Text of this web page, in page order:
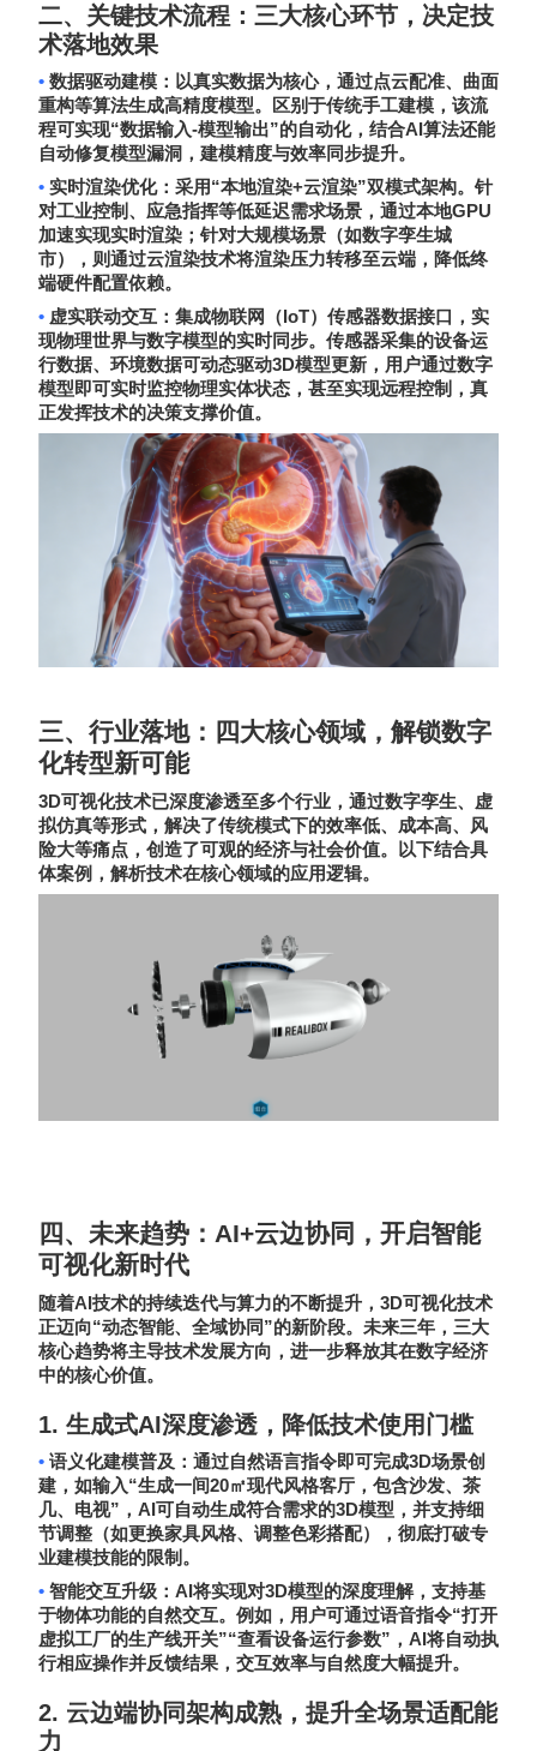
二、关键技术流程：三大核心环节，决定技
术落地效果
• 数据驱动建模 ：以真实数据为核心，通过点云配准、曲面
重构等算法生成高精度模型。区别于传统手工建模，该流
程可实现“数据输入-模型输出”的自动化，结合AI算法还能
自动修复模型漏洞，建模精度与效率同步提升。
• 实时渲染优化：采用“本地渲染+云渲染”双模式架构。针
对工业控制、应急指挥等低延迟需求场景，通过本地GPU
加速实现实时渲染；针对大规模场景（如数字孪生城
市），则通过云渲染技术将渲染压力转移至云端，降低终
端硬件配置依赖。
• 虚实联动交互 ：集成物联网（IoT）传感器数据接口，实
现物理世界与数字模型的实时同步。传感器采集的设备运
行数据、环境数据可动态驱动3D模型更新，用户通过数字
模型即可实时监控物理实体状态，甚至实现远程控制，真
正发挥技术的决策支撑价值。
三、行业落地：四大核心领域，解锁数字
化转型新可能
3D可视化技术已深度渗透至多个行业，通过数字孪生、虚
拟仿真等形式，解决了传统模式下的效率低、成本高、风
险大等痛点，创造了可观的经济与社会价值。以下结合具
体案例，解析技术在核心领域的应用逻辑。
四、未来趋势： AI+云边协同，开启智能
可视化新时代
随着AI技术的持续迭代与算力的不断提升， 3D可视化技术
正迈向“动态智能、全域协同 ”的新阶段。未来三年，三大
核心趋势将主导技术发展方向，进一步释放其在数字经济
中的核心价值。
1. 生成式AI深度渗透，降低技术使用门槛
• 语义化建模普及 ：通过自然语言指令即可完成3D场景创
建，如输入“生成一间20㎡现代风格客厅，包含沙发、茶
几、电视” ， AI可自动生成符合需求的3D模型，并支持细
节调整（如更换家具风格、调整色彩搭配），彻底打破专
业建模技能的限制。
• 智能交互升级 ： AI将实现对3D模型的深度理解，支持基
于物体功能的自然交互。例如，用户可通过语音指令“打开
虚拟工厂的生产线开关”“查看设备运行参数” ， AI将自动执
行相应操作并反馈结果，交互效率与自然度大幅提升。
2. 云边端协同架构成熟，提升全场景适配能
力